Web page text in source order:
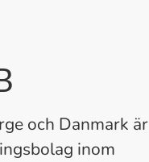
och Danmark är
inom